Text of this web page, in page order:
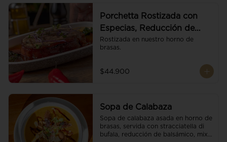
Porchetta Rostizada con
Especias, Reducción de
Panela y Vino
Rostizada en nuestro horno de
brasas.
$44.900
Sopa de Calabaza
Sopa de calabaza asada en horno de
brasas, servida con stracciatella di
bufala, reducción de balsámico, mix